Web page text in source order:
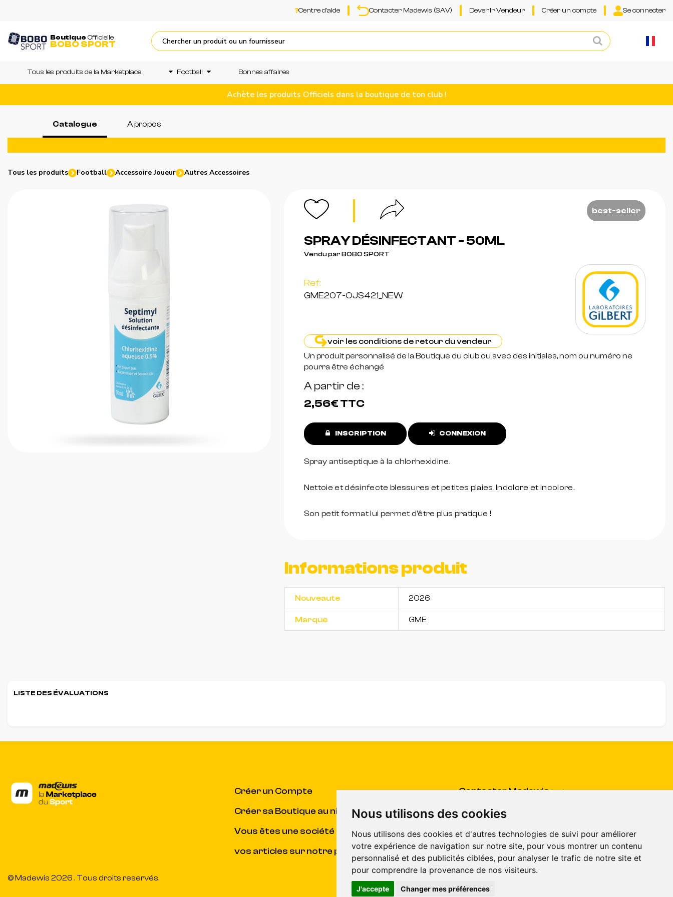
Nous utilisons des cookies
Nous utilisons des cookies et d'autres technologies de suivi pour améliorer
votre expérience de navigation sur notre site, pour vous montrer un contenu
personnalisé et des publicités ciblées, pour analyser le trafic de notre site et
pour comprendre la provenance de nos visiteurs.
J'accepte Changer mes préférences
Centre d'aide Contacter Madewis (SAV) Devenir Vendeur Créer un compte Se connecter
Boutique Officielle
BOBO SPORT
Tous les produits de la Marketplace Football Bonnes affaires
Achète les produits Officiels dans la boutique de ton club !
Catalogue A propos
Tous les produits Football Accessoire Joueur Autres Accessoires
best-seller
SPRAY DÉSINFECTANT - 50ML
Vendu par BOBO SPORT
Ref:
GME207-OJS421_NEW
voir les conditions de retour du vendeur
Un produit personnalisé de la Boutique du club ou avec des initiales, nom ou numéro ne
pourra être échangé
A partir de
2,56€TTC
INSCRIPTION CONNEXION
Spray antiseptique à la chlorhexidine.
Nettoie et désinfecte blessures et petites plaies. Indolore et incolore.
Son petit format lui permet d'être plus pratique !
Informations produit
Nouveaute 2026
Marque GME
LISTE DES ÉVALUATIONS
Créer un Compte
Créer sa Boutique au niveau du Club
Vous êtes une société et souhaitez vendre
vos articles sur notre plateforme ?
Contacter Madewis(SAV)
Centre d'aide
CGV
© Madewis 2026 . Tous droits reservés.